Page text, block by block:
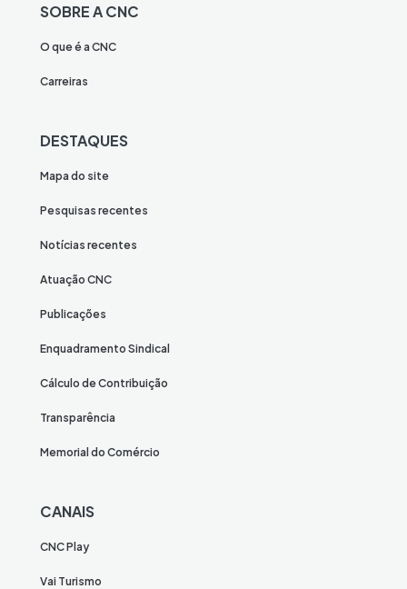
SOBRE A CNC
O que é a CNC
Carreiras
DESTAQUES
Mapa do site
Pesquisas recentes
Notícias recentes
Atuação CNC
Publicações
Enquadramento Sindical
Cálculo de Contribuição
Transparência
Memorial do Comércio
CANAIS
CNC Play
Vai Turismo